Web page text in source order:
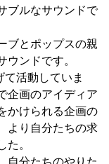
ブルなサウンドで
ブとポップスの親
ウンドです。
活動していま
企画のアイディア
かけられる企画の
より自分たちの求
た。
自分たちのやりた